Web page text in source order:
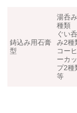
鋳込み用石膏
型
湯呑
種類
ぐい呑
み2種
コーヒ
ーカッ
プ2種
等